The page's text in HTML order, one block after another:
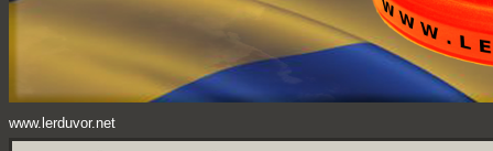
www.lerduvor.net